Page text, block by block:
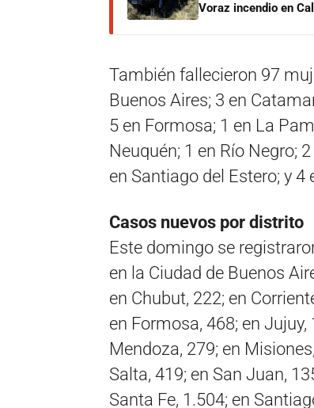
Voraz incendio en
También fallecieron 97
Buenos Aires; 3 en
5 en Formosa; 1 en La
Neuquén; 1 en Río Negro;
en Santiago del Estero; y 4
Casos nuevos por distrito
Este domingo se
en la Ciudad de Buenos
en Chubut, 222; en
en Formosa, 468; en
Mendoza, 279; en
Salta, 419; en San Juan,
Santa Fe, 1.504; en